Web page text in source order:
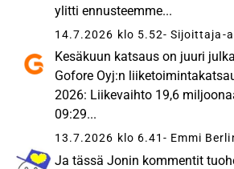
ylitti ennusteemme...
14.7.2026 klo 5.52- Sijoittaja-
Kesäkuun katsaus on juuri
Gofore Oyj:n
2026: Liikevaihto 19,6
09:29...
13.7.2026 klo 6.41 - Emmi
Ja tässä Jonin kommentit